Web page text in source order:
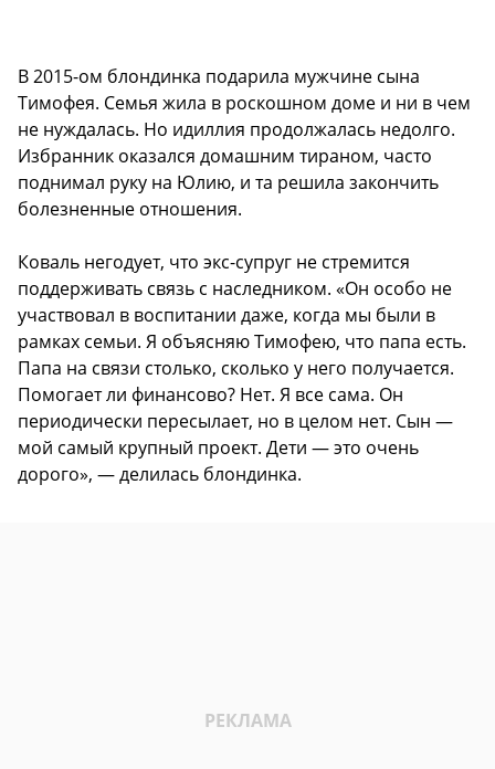
В 2015-ом блондинка подарила мужчине сына
Тимофея. Семья жила в роскошном доме и ни в чем
не нуждалась. Но идиллия продолжалась недолго.
Избранник оказался домашним тираном, часто
поднимал руку на Юлию, и та решила закончить
болезненные отношения.
Коваль негодует, что экс-супруг не стремится
поддерживать связь с наследником. «Он особо не
участвовал в воспитании даже, когда мы были в
рамках семьи. Я объясняю Тимофею, что папа есть.
Папа на связи столько, сколько у него получается.
Помогает ли финансово? Нет. Я все сама. Он
периодически пересылает, но в целом нет. Сын —
мой самый крупный проект. Дети — это очень
дорого», — делилась блондинка.